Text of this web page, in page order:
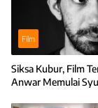
Film
Siksa Kubur, Film
Anwar Memulai